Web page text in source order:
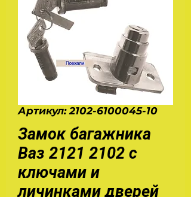
Артикул: 2102-6100045-10
Замок багажника
Ваз 2121 2102 с
ключами и
личинками дверей